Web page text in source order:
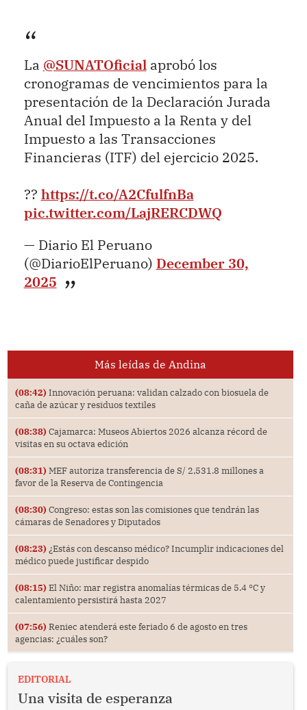
La @SUNATOficial aprobó los
cronogramas de vencimientos para la
presentación de la Declaración Jurada
Anual del Impuesto a la Renta y del
Impuesto a las Transacciones
Financieras (ITF) del ejercicio 2025.
?? https://t.co/A2CfulfnBa
pic.twitter.com/LajRERCDWQ
— Diario El Peruano
(@DiarioElPeruano) December 30,
2025
Más leídas de Andina
(08:42) Innovación peruana: validan calzado con biosuela de
caña de azúcar y residuos textiles
(08:38) Cajamarca: Museos Abiertos 2026 alcanza récord de
visitas en su octava edición
(08:31) MEF autoriza transferencia de S/ 2,531.8 millones a
favor de la Reserva de Contingencia
(08:30) Congreso: estas son las comisiones que tendrán las
cámaras de Senadores y Diputados
(08:23) ¿Estás con descanso médico? Incumplir indicaciones del
médico puede justificar despido
(08:15) El Niño: mar registra anomalías térmicas de 5.4 °C y
calentamiento persistirá hasta 2027
(07:56) Reniec atenderá este feriado 6 de agosto en tres
agencias: ¿cuáles son?
EDITORIAL
Una visita de esperanza